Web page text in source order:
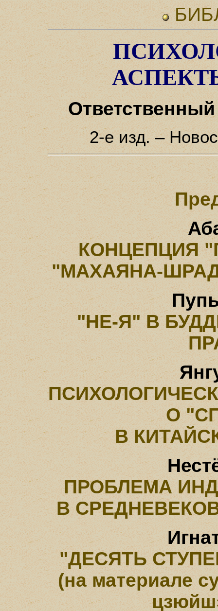
2-е изд. –
КОНЦЕПЦИЯ
"МАХАЯНА-
"HE-Я" В
О
В
ПРОБЛЕМА
В
"ДЕСЯТЬ
(на материале